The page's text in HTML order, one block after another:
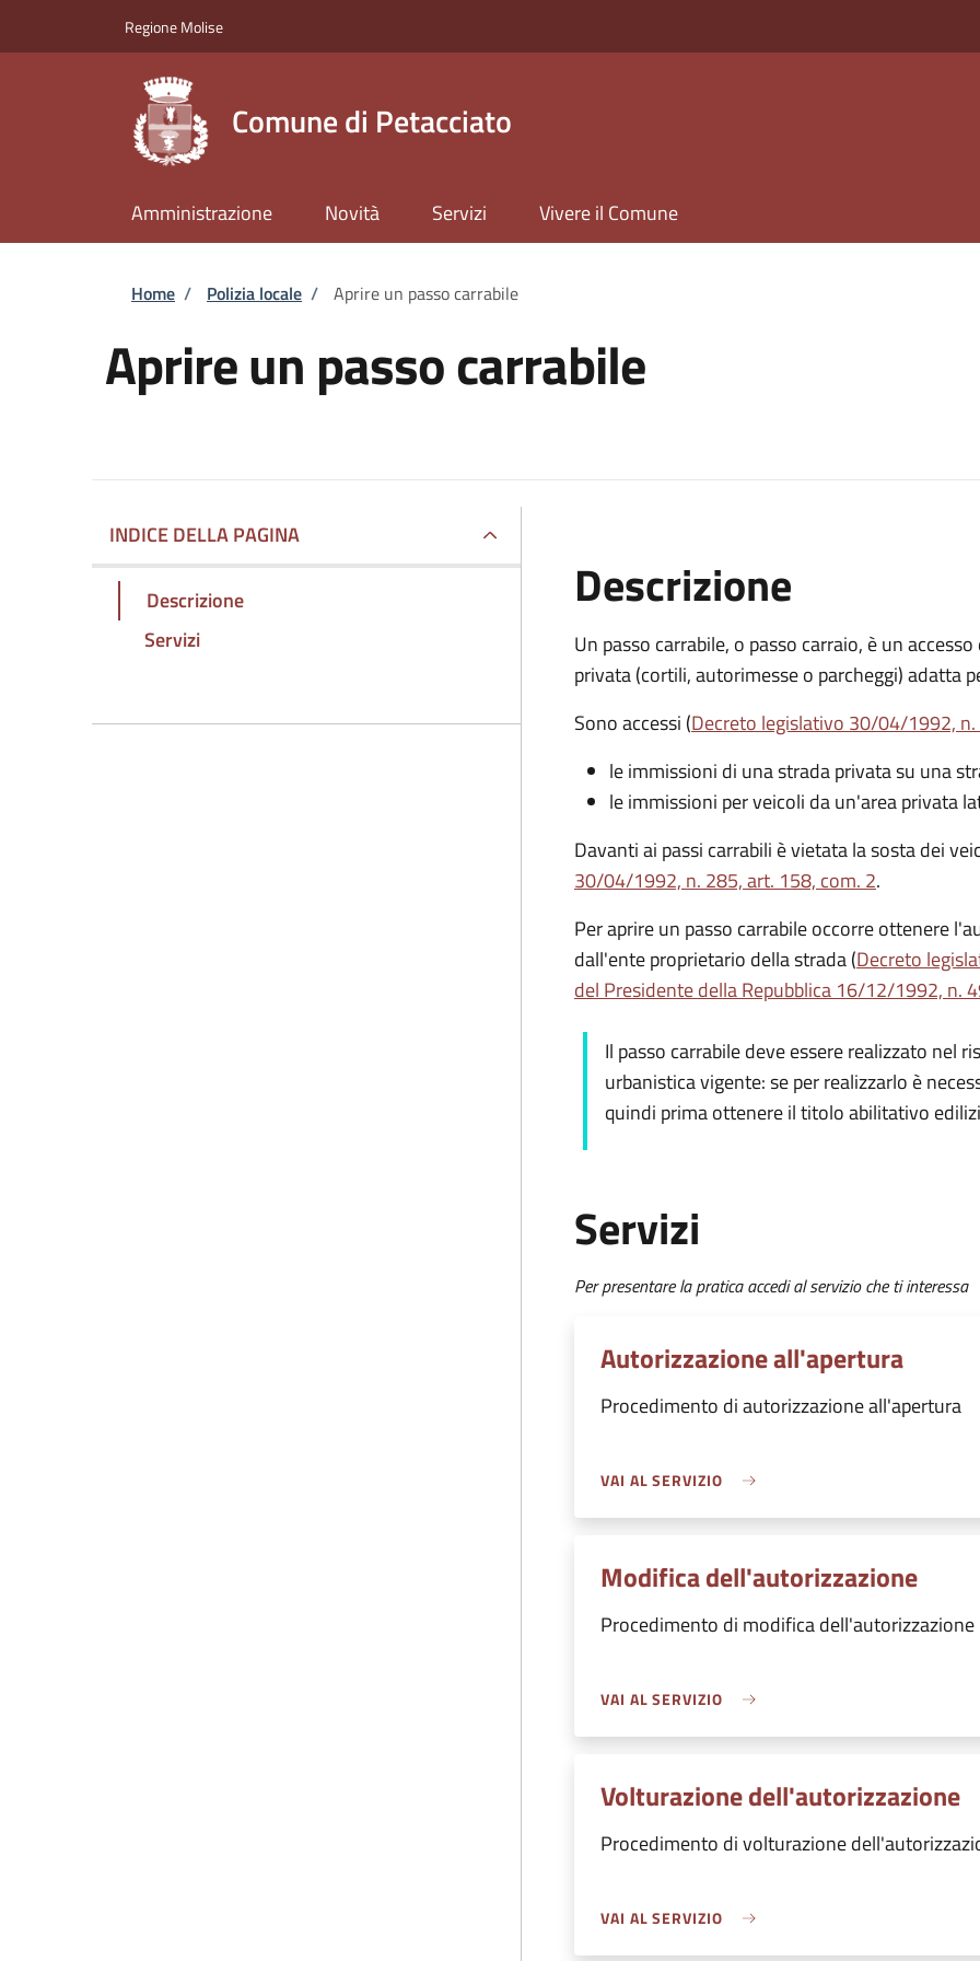
Regione Molise
Comune di Petacciato
Amministrazione Novità Servizi Vivere il Comune
Briciole di pane
Home / Polizia locale / Aprire un passo carrabile
Aprire un passo carrabile
INDICE DELLA PAGINA
Descrizione
Servizi
Descrizione
Un passo carrabile, o passo carraio, è un
privata (cortili, autorimesse o parcheggi) adatta
Sono accessi (Decreto legislativo 30/04/1992,
le immissioni di una strada privata su una
le immissioni per veicoli da un'area privata
Davanti ai passi carrabili è vietata la sosta dei
30/04/1992, n. 285, art. 158, com. 2.
Per aprire un passo carrabile occorre ottenere
dall'ente proprietario della strada (Decreto
del Presidente della Repubblica 16/12/1992, n.
Il passo carrabile deve essere realizzato nel
urbanistica vigente: se per realizzarlo è
quindi prima ottenere il titolo abilitativo
Servizi
Per presentare la pratica accedi al servizio che ti interessa
Autorizzazione all'apertura
Procedimento di autorizzazione all'apertura
VAI AL SERVIZIO
Modifica dell'autorizzazione
Procedimento di modifica dell'autorizzazione
VAI AL SERVIZIO
Volturazione dell'autorizzazione
Procedimento di volturazione
VAI AL SERVIZIO